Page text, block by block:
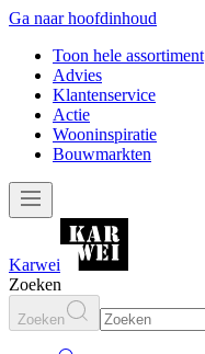
Ga naar hoofdinhoud
Toon hele assortiment
Advies
Klantenservice
Actie
Wooninspiratie
Bouwmarkten
Karwei
Zoeken
Zoeken